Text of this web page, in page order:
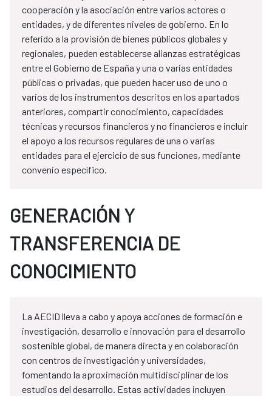
cooperación y la asociación entre varios actores o
entidades, y de diferentes niveles de gobierno. En lo
referido a la provisión de bienes públicos globales y
regionales, pueden establecerse alianzas estratégicas
entre el Gobierno de España y una o varias entidades
públicas o privadas, que pueden hacer uso de uno o
varios de los instrumentos descritos en los apartados
anteriores, compartir conocimiento, capacidades
técnicas y recursos financieros y no financieros e incluir
el apoyo a los recursos regulares de una o varias
entidades para el ejercicio de sus funciones, mediante
convenio específico.
GENERACIÓN Y
TRANSFERENCIA DE
CONOCIMIENTO
La AECID lleva a cabo y apoya acciones de formación e
investigación, desarrollo e innovación para el desarrollo
sostenible global, de manera directa y en colaboración
con centros de investigación y universidades,
fomentando la aproximación multidisciplinar de los
estudios del desarrollo. Estas actividades incluyen